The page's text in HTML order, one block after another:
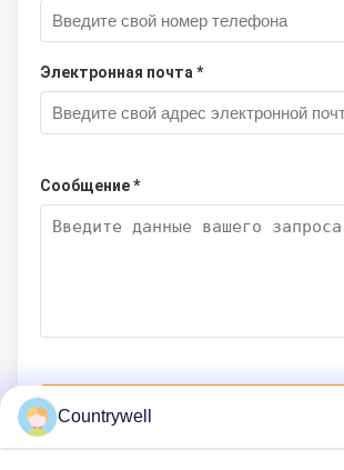
Электронная почта *
Сообщение *
Countrywell